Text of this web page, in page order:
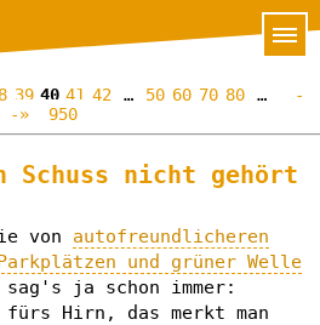
39 40 41 42 … 50 60 70 80 …
-
-»
950
Schuss nicht gehört
von autofreundlicheren
und grüner Welle
ja schon immer:
Hirn, das merkt man